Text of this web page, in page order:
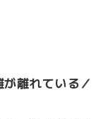
離れている／